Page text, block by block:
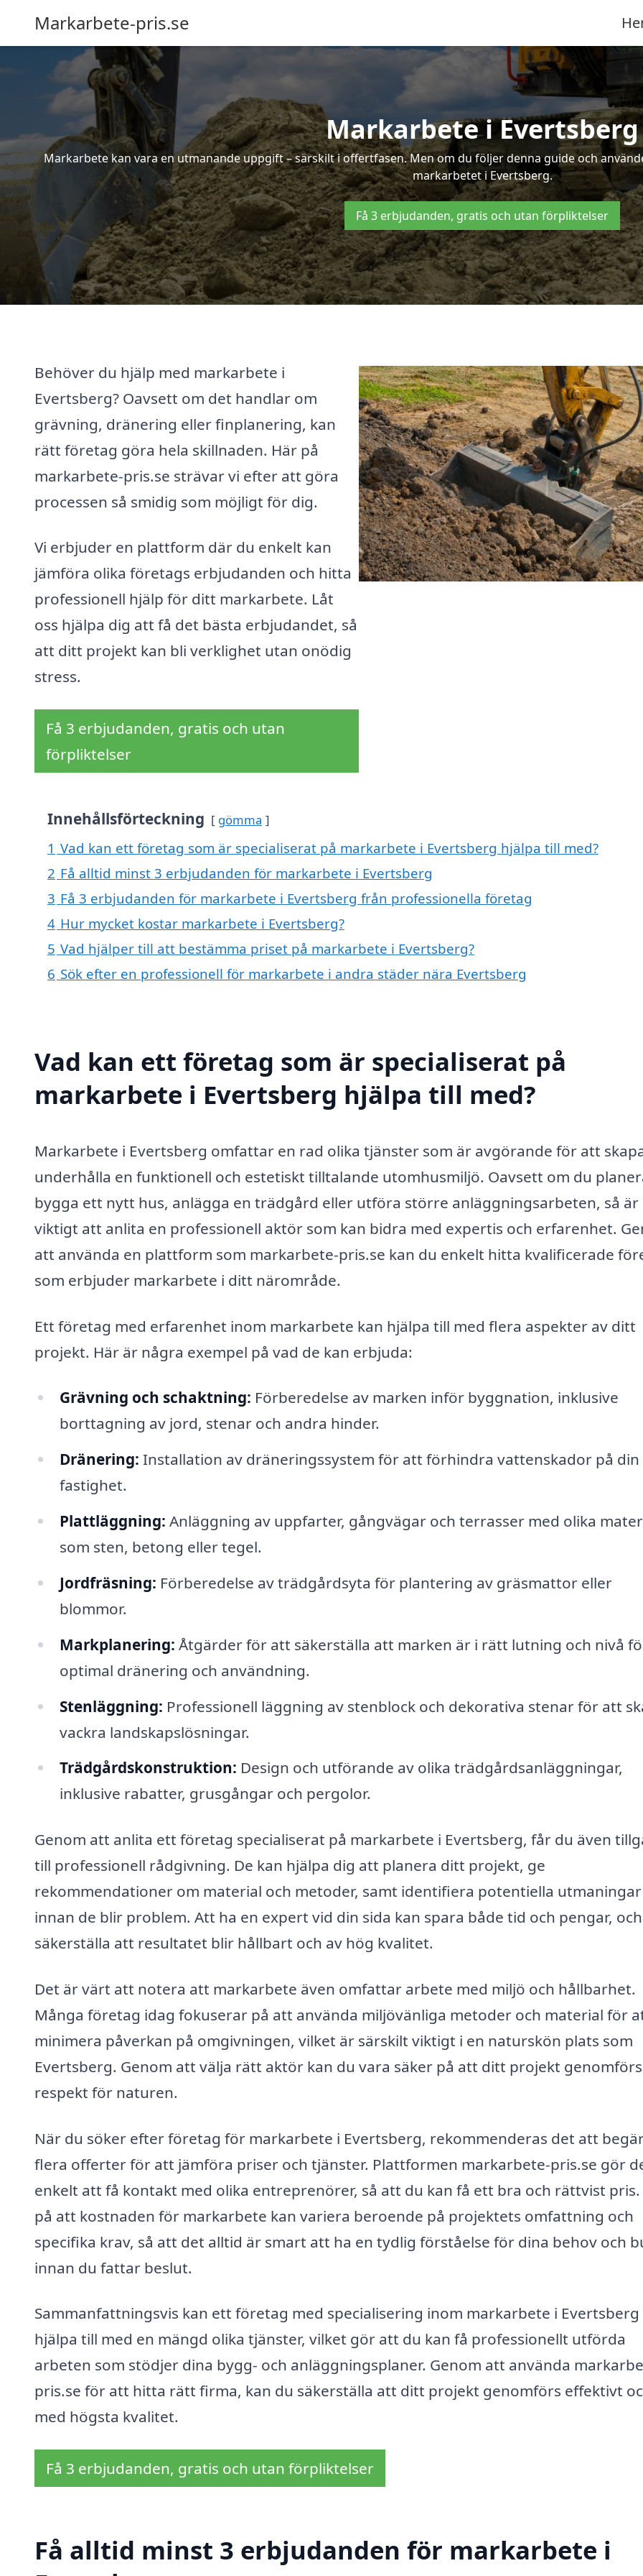
Markarbete-pris.se
Markarbete i Evertsberg
Markarbete kan vara en utmanande uppgift – särskilt i offertfasen. Men om du följer denna guide och
markarbetet i Evertsberg.
Få 3 erbjudanden, gratis och utan förpliktelser
Behöver du hjälp med markarbete i
Evertsberg? Oavsett om det handlar om
grävning, dränering eller finplanering, kan
rätt företag göra hela skillnaden. Här på
markarbete-pris.se strävar vi efter att göra
processen så smidig som möjligt för dig.
Vi erbjuder en plattform där du enkelt kan
jämföra olika företags erbjudanden och hitta
professionell hjälp för ditt markarbete. Låt
oss hjälpa dig att få det bästa erbjudandet, så
att ditt projekt kan bli verklighet utan onödig
stress.
Få 3 erbjudanden, gratis och utan
förpliktelser
Innehållsförteckning gömma
1 Vad kan ett företag som är specialiserat på markarbete i Evertsberg hjälpa till med?
2 Få alltid minst 3 erbjudanden för markarbete i Evertsberg
3 Få 3 erbjudanden för markarbete i Evertsberg från professionella företag
4 Hur mycket kostar markarbete i Evertsberg?
5 Vad hjälper till att bestämma priset på markarbete i Evertsberg?
6 Sök efter en professionell för markarbete i andra städer nära Evertsberg
Vad kan ett företag som är specialiserat på
markarbete i Evertsberg hjälpa till med?
Markarbete i Evertsberg omfattar en rad olika tjänster som är avgörande för att
underhålla en funktionell och estetiskt tilltalande utomhusmiljö. Oavsett om du
bygga ett nytt hus, anlägga en trädgård eller utföra större anläggningsarbeten, så är
viktigt att anlita en professionell aktör som kan bidra med expertis och erfarenhet.
att använda en plattform som markarbete-pris.se kan du enkelt hitta kvalificerade
som erbjuder markarbete i ditt närområde.
Ett företag med erfarenhet inom markarbete kan hjälpa till med flera aspekter av ditt
projekt. Här är några exempel på vad de kan erbjuda:
Grävning och schaktning: Förberedelse av marken inför byggnation, inklusive
borttagning av jord, stenar och andra hinder.
Dränering: Installation av dräneringssystem för att förhindra vattenskador på din
fastighet.
Plattläggning: Anläggning av uppfarter, gångvägar och terrasser med olika
som sten, betong eller tegel.
Jordfräsning: Förberedelse av trädgårdsyta för plantering av gräsmattor eller
blommor.
Markplanering: Åtgärder för att säkerställa att marken är i rätt lutning och nivå
optimal dränering och användning.
Stenläggning: Professionell läggning av stenblock och dekorativa stenar för att
vackra landskapslösningar.
Trädgårdskonstruktion: Design och utförande av olika trädgårdsanläggningar,
inklusive rabatter, grusgångar och pergolor.
Genom att anlita ett företag specialiserat på markarbete i Evertsberg, får du även
till professionell rådgivning. De kan hjälpa dig att planera ditt projekt, ge
rekommendationer om material och metoder, samt identifiera potentiella utmaningar
innan de blir problem. Att ha en expert vid din sida kan spara både tid och pengar, och
säkerställa att resultatet blir hållbart och av hög kvalitet.
Det är värt att notera att markarbete även omfattar arbete med miljö och hållbarhet.
Många företag idag fokuserar på att använda miljövänliga metoder och material för
minimera påverkan på omgivningen, vilket är särskilt viktigt i en naturskön plats som
Evertsberg. Genom att välja rätt aktör kan du vara säker på att ditt projekt
respekt för naturen.
När du söker efter företag för markarbete i Evertsberg, rekommenderas det att
flera offerter för att jämföra priser och tjänster. Plattformen markarbete-pris.se gör
enkelt att få kontakt med olika entreprenörer, så att du kan få ett bra och rättvist pris.
på att kostnaden för markarbete kan variera beroende på projektets omfattning och
specifika krav, så att det alltid är smart att ha en tydlig förståelse för dina behov och
innan du fattar beslut.
Sammanfattningsvis kan ett företag med specialisering inom markarbete i Evertsberg
hjälpa till med en mängd olika tjänster, vilket gör att du kan få professionellt utförda
arbeten som stödjer dina bygg- och anläggningsplaner. Genom att använda
pris.se för att hitta rätt firma, kan du säkerställa att ditt projekt genomförs effektivt
med högsta kvalitet.
Få 3 erbjudanden, gratis och utan förpliktelser
Få alltid minst 3 erbjudanden för markarbete i